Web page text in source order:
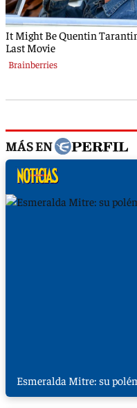
MÁS EN
Esmeralda Mitre: su